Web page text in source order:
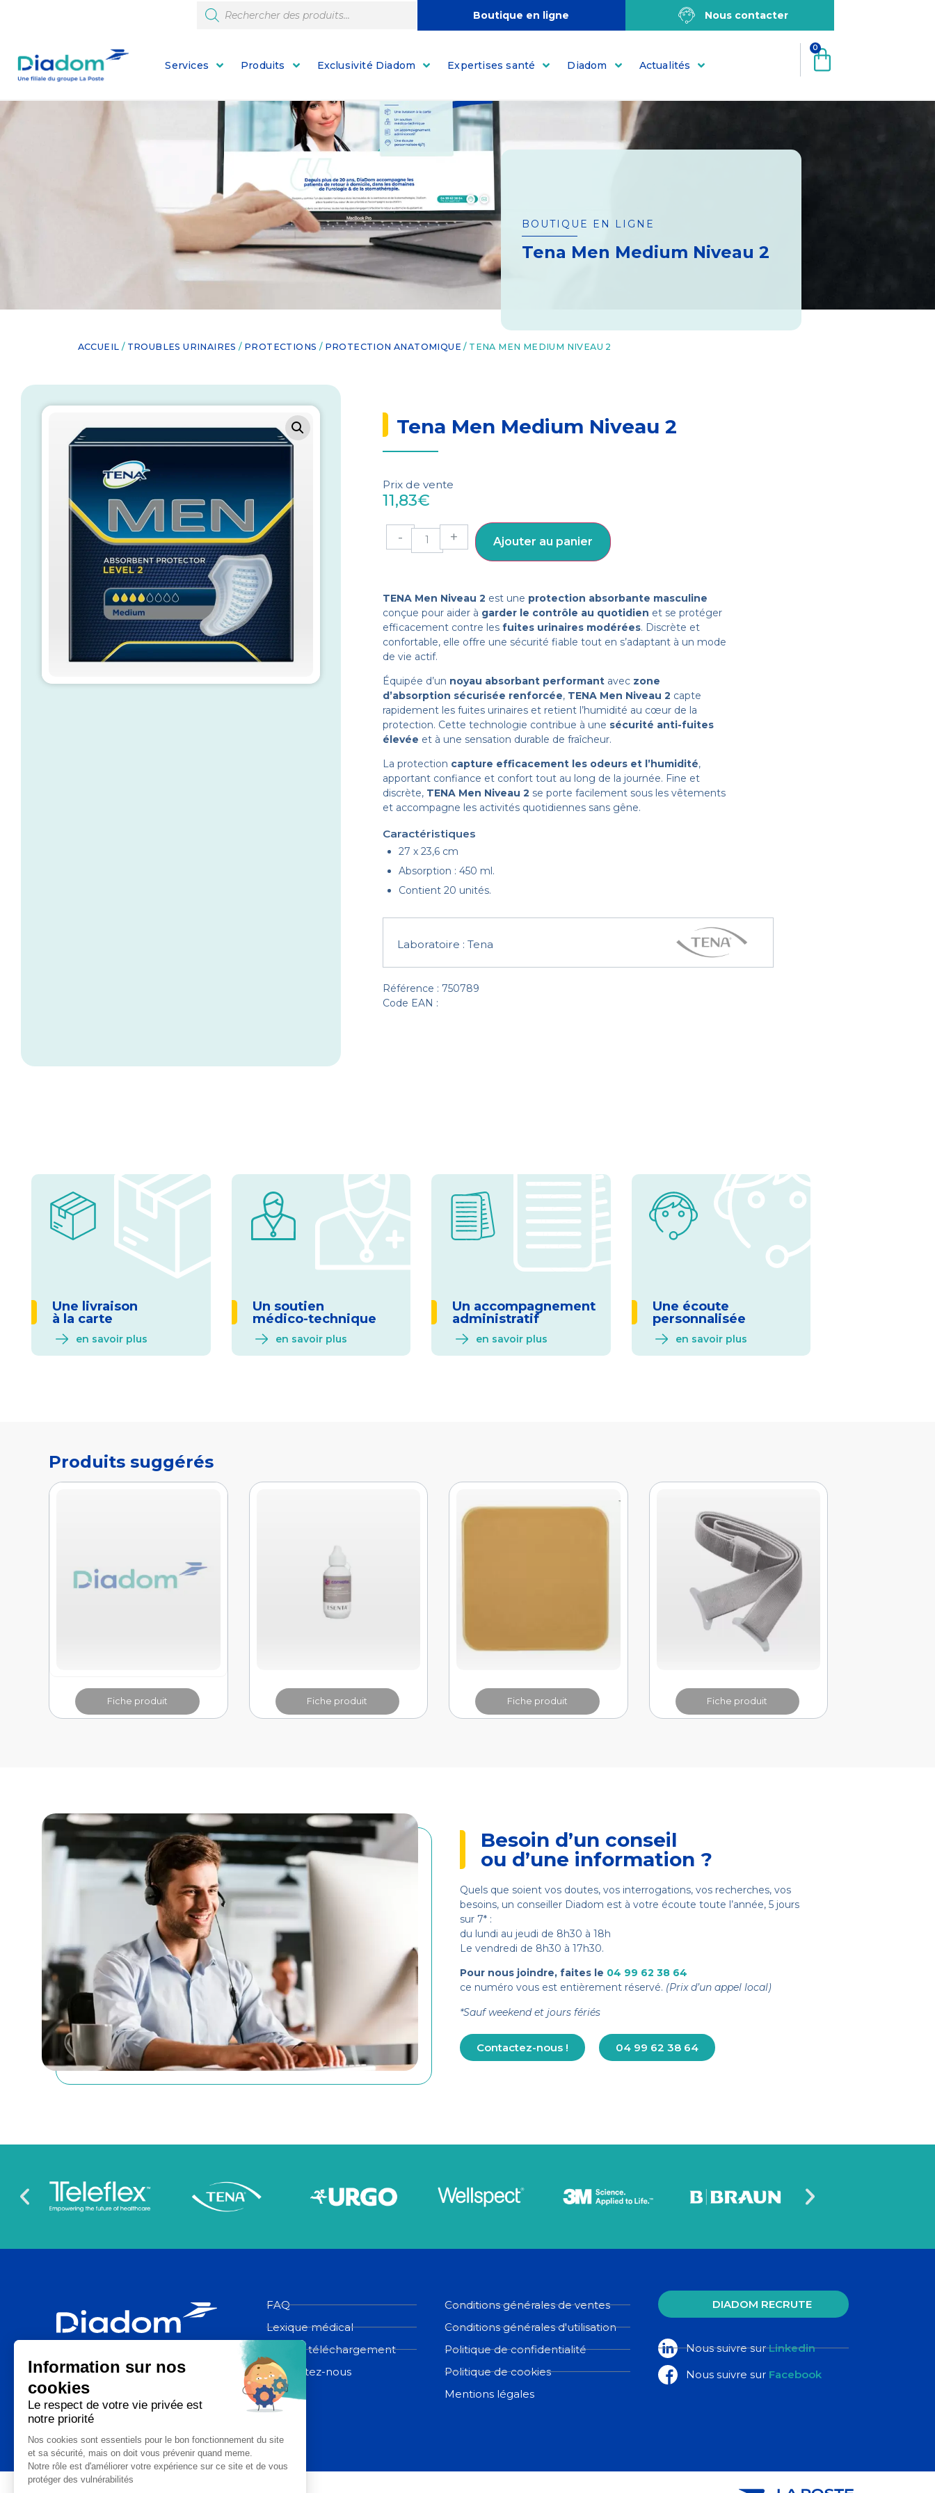
Boutique en ligne Nous contacter
Services Produits Exclusivité Diadom Expertises santé Diadom Actualités
0
BOUTIQUE EN LIGNE
Tena Men Medium Niveau 2
ACCUEIL / TROUBLES URINAIRES / PROTECTIONS / PROTECTION ANATOMIQUE / TENA MEN MEDIUM NIVEAU 2
Tena Men Medium Niveau 2
Prix de vente
11,83€
- + Ajouter au panier
TENA Men Niveau 2 est une protection absorbante masculine
conçue pour aider à garder le contrôle au quotidien et se protéger
efficacement contre lesfuites urinaires modérées. Discrète et
confortable, elle offre une sécurité fiable tout en s’adaptant à un mode
de vie actif.
Équipée d’un noyau absorbant performant avec zone
d’absorption sécurisée renforcée, TENA Men Niveau 2 capte
rapidement les fuites urinaires et retient l’humidité au cœur de la
protection. Cette technologie contribue à une sécurité anti-fuites
élevée et à une sensation durable de fraîcheur.
La protection capture efficacement les odeurs et l’humidité,
apportant confiance et confort tout au long de la journée. Fine et
discrète, TENA Men Niveau 2 se porte facilement sous les vêtements
et accompagne les activités quotidiennes sans gêne.
Caractéristiques
27 x 23,6 cm
Absorption : 450 ml.
Contient 20 unités.
Laboratoire :Tena
Référence : 750789
Code EAN :
Une livraison
à la carte
en savoir plus
Un soutien
médico-technique
en savoir plus
Un accompagnement
administratif
en savoir plus
Une écoute
personnalisée
en savoir plus
Fiche produit Fiche produit Fiche produit Fiche produit
Besoin d’un conseil
ou d’une information ?
Quels que soient vos doutes, vos interrogations, vos recherches, vos
besoins, un conseiller Diadom est à votre écoute toute l’année, 5 jours
sur 7* :
du lundi au jeudi de 8h30 à 18h
Le vendredi de 8h30 à 17h30.
Pour nous joindre, faites le 04 99 62 38 64
ce numéro vous est entièrement réservé. (Prix d’un appel local)
*Sauf weekend et jours fériés
Contactez-nous ! 04 99 62 38 64
Poste
FAQ
Lexique médical
Espace téléchargement
Contactez-nous
Conditions générales de ventes
Conditions générales d'utilisation
Politique de confidentialité
Politique de cookies
Mentions légales
DIADOM RECRUTE
Nous suivre surLinkedin
Nous suivre sur Facebook